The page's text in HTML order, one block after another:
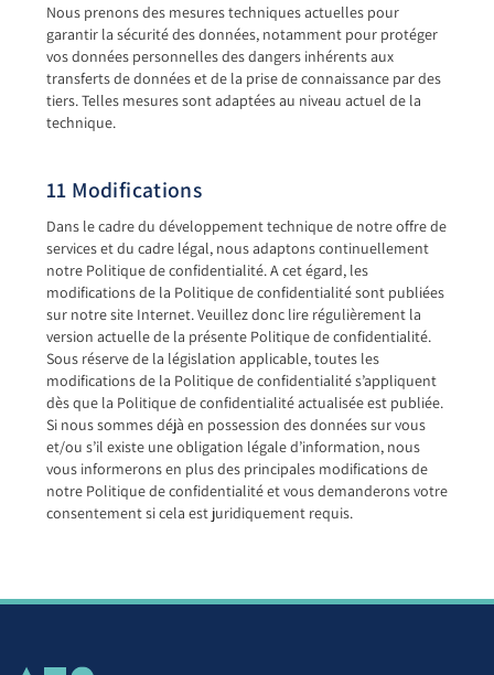
Nous prenons des mesures techniques actuelles pour
garantir la sécurité des données, notamment pour protéger
vos données personnelles des dangers inhérents aux
transferts de données et de la prise de connaissance par des
tiers. Telles mesures sont adaptées au niveau actuel de la
technique.
11 Modifications
Dans le cadre du développement technique de notre offre de
services et du cadre légal, nous adaptons continuellement
notre Politique de confidentialité. A cet égard, les
modifications de la Politique de confidentialité sont publiées
sur notre site Internet. Veuillez donc lire régulièrement la
version actuelle de la présente Politique de confidentialité.
Sous réserve de la législation applicable, toutes les
modifications de la Politique de confidentialité s’appliquent
dès que la Politique de confidentialité actualisée est publiée.
Si nous sommes déjà en possession des données sur vous
et/ou s’il existe une obligation légale d’information, nous
vous informerons en plus des principales modifications de
notre Politique de confidentialité et vous demanderons votre
consentement si cela est juridiquement requis.